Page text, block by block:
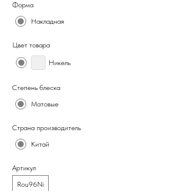
Форма
Накладная
Цвет товара
Никель
Степень блеска
Матовые
Страна производитель
Китай
Артикул
Rou96Ni